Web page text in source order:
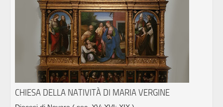
CHIESA DELLA NATIVITÀ DI MARIA VERGINE